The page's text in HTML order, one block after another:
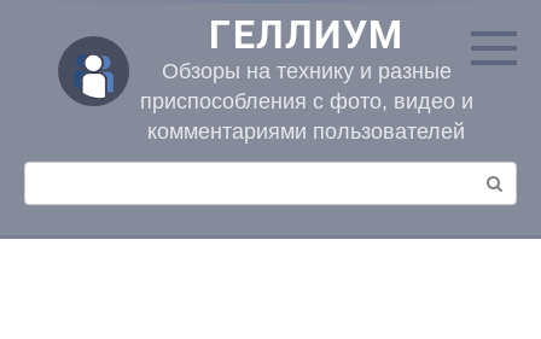
контенту
ГЕЛЛИУМ
Обзоры на технику и разные
приспособления с фото, видео и
комментариями пользователей
Поиск: